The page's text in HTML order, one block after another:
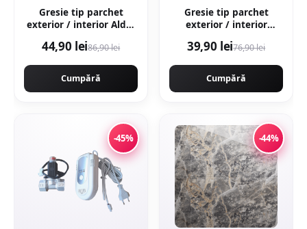
Gresie tip parchet
exterior / interior Alder
portelanata
44,90 lei86,90 lei
Cumpără
Gresie tip parchet
exterior / interior
mata portelanata
39,90 lei76,90 lei
Cumpără
-45% -44%